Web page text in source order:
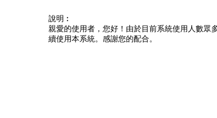
說明︰
親愛的使用者，您好！由於目前系統使用人數眾
續使用本系統。感謝您的配合。